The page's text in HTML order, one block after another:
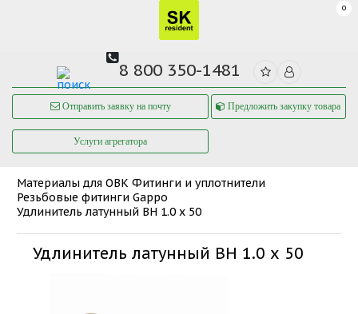
0
8 800 350-1481
Отправить заявку на почту Предложить закупку товара
Услуги агрегатора
Материалы для ОВК Фитинги и уплотнители
Резьбовые фитинги Gappo
Удлинитель латунный ВН 1.0 х 50
Удлинитель латунный ВН 1.0 х 50